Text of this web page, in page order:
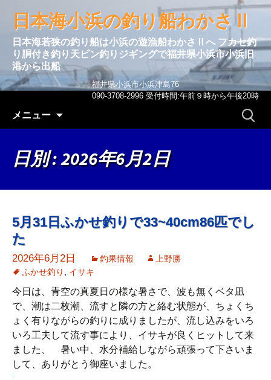
日本海小浜の釣り船わかさⅡ
日本海若狭の釣り船は小浜の遊漁船わかさⅡへ フカセ釣
り胴付き釣り天ビン釣りジギングで福井県小浜市小浜旧
港から出船
福井県小浜市小浜津島76
090-3708-2996 受付時間:午前９時から午後20時
メニュー
検
日別 : 2026年6月2日
5月31日ふかせ釣りで33~40cm86匹でし
た
2026年6月2日 釣果情報
上野勝
ふかせ釣り
イサキ
今日は、青空の真夏日の様な暑さで、波も無くベタ凪
で、潮は二枚潮、流すと隣の方と絡む状態が、ちょくち
ょく有りながらの釣りに成りましたが、流し込みをいろ
いろ工夫して流す事により、イサキが良くヒットして来
ました、 暑い中、水分補給しながら頑張って下さいま
して、ありがとう御座いました。